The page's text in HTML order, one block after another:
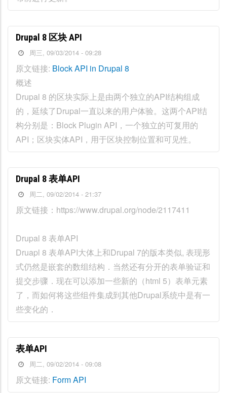
Drupal 8 区块 API
周三, 09/03/2014 - 09:28
原文链接: Block API in Drupal 8
概述
Drupal 8 的区块实际上是由两个独立的API结构组成
的，延续了Drupal一直以来的用户体验。这两个API结
构分别是：Block Plugin API，一个独立的可复用的
API；区块实体API，用于区块控制位置和可见性。
Drupal 8 表单API
周二, 09/02/2014 - 21:37
原文链接：https://www.drupal.org/node/2117411
Drupal 8 表单API
Druapl 8 表单API大体上和Drupal 7的版本类似, 表现形
式仍然是嵌套的数组结构．当然还有分开的表单验证和
提交步骤．现在可以添加一些新的（html 5）表单元素
了，而如何将这些组件集成到其他Drupal系统中是有一
些变化的．
表单API
周二, 09/02/2014 - 09:08
原文链接: Form API